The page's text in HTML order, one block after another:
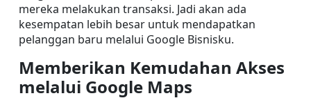
mereka melakukan transaksi. Jadi akan ada
kesempatan lebih besar untuk mendapatkan
pelanggan baru melalui Google Bisnisku.
Memberikan Kemudahan Akses
melalui Google Maps